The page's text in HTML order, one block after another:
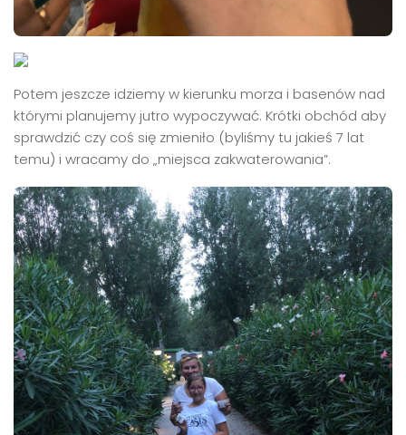
Potem jeszcze idziemy w kierunku morza i basenów nad
którymi planujemy jutro wypoczywać. Krótki obchód aby
sprawdzić czy coś się zmieniło (byliśmy tu jakieś 7 lat
temu) i wracamy do „miejsca zakwaterowania”.